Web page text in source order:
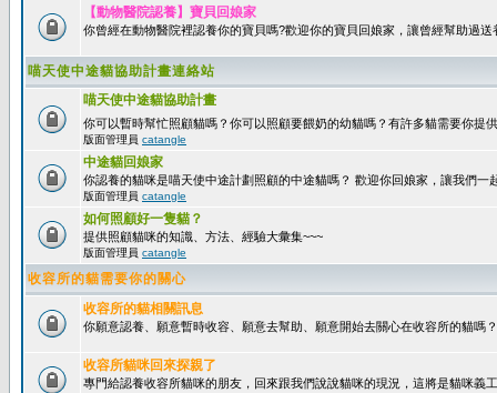
【動物醫院認養】寶貝回娘家
你曾經在動物醫院裡認養你的寶貝嗎?歡迎你的寶貝回娘家，讓曾經幫助過
喵天使中途貓協助計畫連絡站
喵天使中途貓協助計畫
你可以暫時幫忙照顧貓嗎？你可以照顧要餵奶的幼貓嗎？有許多貓需要你提
版面管理員 catangle
中途貓回娘家
你認養的貓咪是喵天使中途計劃照顧的中途貓嗎？ 歡迎你回娘家，讓我們一
版面管理員 catangle
如何照顧好一隻貓？
提供照顧貓咪的知識、方法、經驗大彙集~~~
版面管理員 catangle
收容所的貓需要你的關心
收容所的貓相關訊息
你願意認養、願意暫時收容、願意去幫助、願意開始去關心在收容所的貓嗎？
收容所貓咪回來探親了
專門給認養收容所貓咪的朋友，回來跟我們說說貓咪的現況，這將是貓咪義